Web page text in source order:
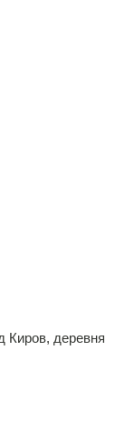
Киров, деревня